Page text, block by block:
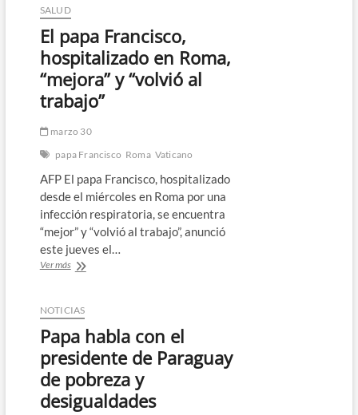
del
papa
desata
rumores
y
críticas
en
el
SALUD
El papa Francisco,
hospitalizado en Roma,
“mejora” y “volvió al
trabajo”
marzo 30
papa Francisco Roma Vaticano
AFP El papa Francisco, hospitalizado
desde el miércoles en Roma por una
infección respiratoria, se encuentra
“mejor” y “volvió al trabajo”, anunció
este jueves el…
Ver másEl
hospitalizado
en
Roma,
“mejora”
y
“volvió
al
trabajo”
NOTICIAS
Papa habla con el
presidente de Paraguay
de pobreza y
desigualdades